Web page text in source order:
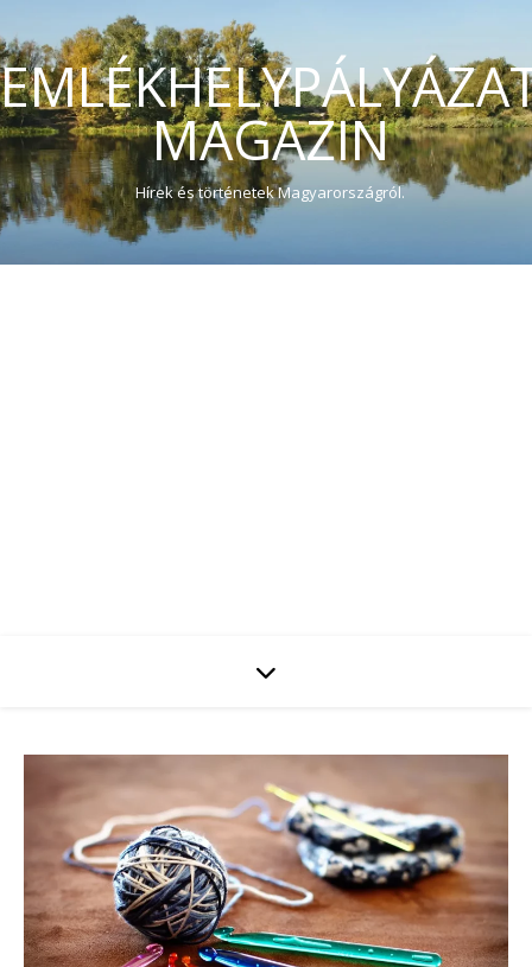
MAGAZIN
Hírek és történetek Magyarországról.